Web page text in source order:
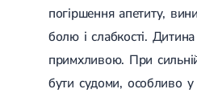
погіршення апетиту,
болю і слабкості.
примхливою. При
бути судоми, особливо у